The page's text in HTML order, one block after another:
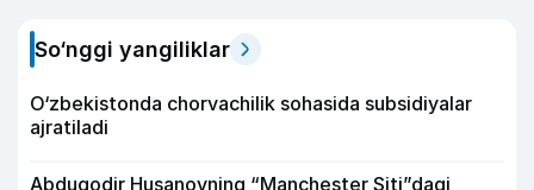
So‘nggi yangiliklar
O‘zbekistonda chorvachilik sohasida subsidiyalar
ajratiladi
Abduqodir Husanovning “Manchester Siti”dagi